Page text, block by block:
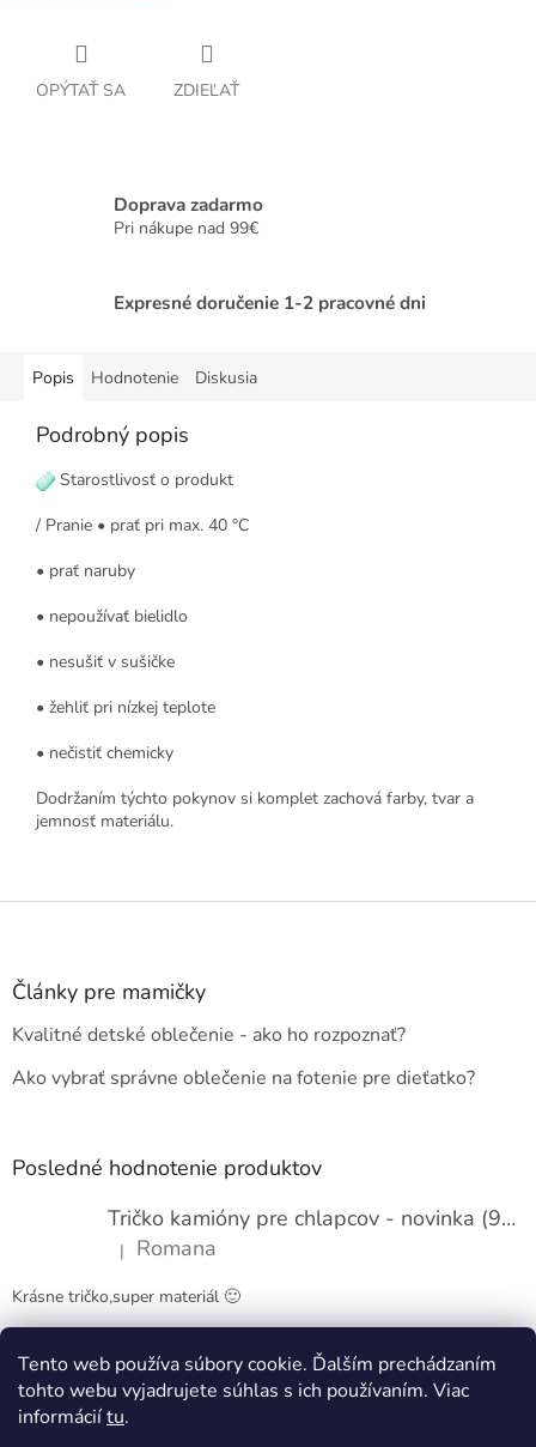
Tento web používa súbory cookie. Ďalším prechádzaním
tohto webu vyjadrujete súhlas s ich používaním. Viac
informáciítu.
OPÝTAŤ SA ZDIEĽAŤ
Doprava zadarmo
Pri nákupe nad 99€
Expresné doručenie 1-2 pracovné dni
Popis Hodnotenie Diskusia
Podrobný popis
Starostlivosť o produkt
/ Pranie • prať pri max. 40 °C
• prať naruby
• nepoužívať bielidlo
• nesušiť v sušičke
• žehliť pri nízkej teplote
• nečistiť chemicky
Dodržaním týchto pokynov si komplet zachová farby, tvar a
jemnosť materiálu.
Z
Články pre mamičky
Kvalitné detské oblečenie - ako ho rozpoznať?
Ako vybrať správne oblečenie na fotenie pre dieťatko?
Posledné hodnotenie produktov
Tričko kamióny pre chlapcov - novinka (98-134)
Hodnotenie produktu je 5 z 5 hviezdičiek.
| Romana
Krásne tričko,super materiál 🙂
Obchodné podmienky Kontakty